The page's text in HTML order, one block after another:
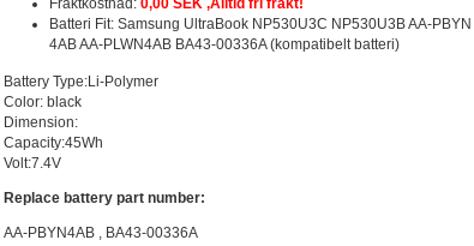
Fraktkostnad: 0,00 SEK ,Alltid fri frakt!
Batteri Fit: Samsung UltraBook NP530U3C NP530U3B AA-PBYN
4AB AA-PLWN4AB BA43-00336A (kompatibelt batteri)
Battery Type:Li-Polymer
Color: black
Dimension:
Capacity:45Wh
Volt:7.4V
Replace battery part number:
AA-PBYN4AB , BA43-00336A